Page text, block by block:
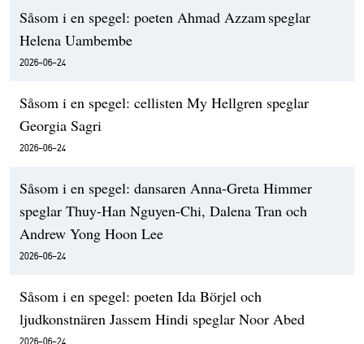
Såsom i en spegel: poeten Ahmad Azzam speglar
Helena Uambembe
2026-06-24
Såsom i en spegel: cellisten My Hellgren speglar
Georgia Sagri
2026-06-24
Såsom i en spegel: dansaren Anna-Greta Himmer
speglar Thuy-Han Nguyen-Chi, Dalena Tran och
Andrew Yong Hoon Lee
2026-06-24
Såsom i en spegel: poeten Ida Börjel och
ljudkonstnären Jassem Hindi speglar Noor Abed
2026-06-24